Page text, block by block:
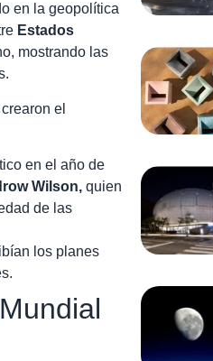
en la geopolítica
Estados
mostrando las
el
en el año de
Wilson, quien
de las
los planes